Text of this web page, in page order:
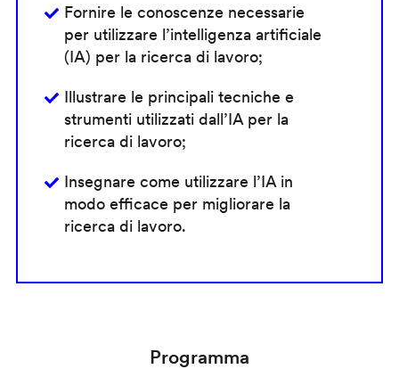
Fornire le conoscenze necessarie
per utilizzare l’intelligenza artificiale
(IA) per la ricerca di lavoro;
Illustrare le principali tecniche e
strumenti utilizzati dall’IA per la
ricerca di lavoro;
Insegnare come utilizzare l’IA in
modo efficace per migliorare la
ricerca di lavoro.
Programma